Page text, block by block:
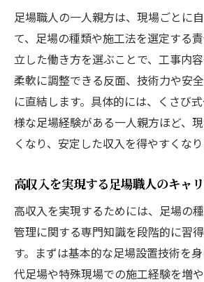
足場職人の一人親方は、現場ごとに
て、足場の種類や施工法を選定する
立した働き方を選ぶことで、工事内
柔軟に調整できる反面、技術力や安
に直結します。具体的には、くさび
様な足場経験がある一人親方ほど、
くなり、安定した収入を得やすくなり
高収入を実現する足場職人のキャ
高収入を実現するためには、足場の
管理に関する専門知識を段階的に習
す。まずは基本的な足場設置技術を
代足場や特殊現場での施工経験を増